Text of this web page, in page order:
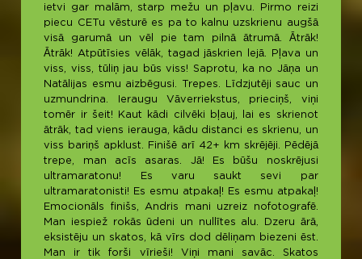
ietvi gar malām, starp mežu un pļavu. Pirmo reizi
piecu CETu vēsturē es pa to kalnu uzskrienu augšā
visā garumā un vēl pie tam pilnā ātrumā. Ātrāk!
Ātrāk! Atpūtīsies vēlāk, tagad jāskrien lejā. Pļava un
viss, viss, tūliņ jau būs viss! Saprotu, ka no Jāņa un
Natālijas esmu aizbēgusi. Trepes. Līdzjutēji sauc un
uzmundrina. Ieraugu Vāverriekstus, prieciņš, viņi
tomēr ir šeit! Kaut kādi cilvēki bļauj, lai es skrienot
ātrāk, tad viens ierauga, kādu distanci es skrienu, un
viss bariņš apklust. Finišē arī 42+ km skrējēji. Pēdējā
trepe, man acīs asaras. Jā! Es būšu noskrējusi
ultramaratonu! Es varu saukt sevi par
ultramaratonisti! Es esmu atpakaļ! Es esmu atpakaļ!
Emocionāls finišs, Andris mani uzreiz nofotografē.
Man iespiež rokās ūdeni un nullītes alu. Dzeru ārā,
eksistēju un skatos, kā vīrs dod dēliņam biezeni ēst.
Man ir tik forši vīrieši! Viņi mani savāc. Skatos